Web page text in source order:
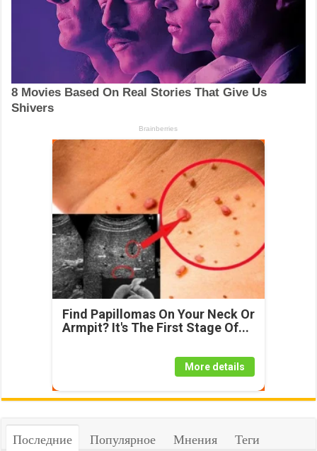
Find Papillomas On Your Neck Or
Armpit? It's The First Stage Of...
More details
Последние Популярное Мнения Теги